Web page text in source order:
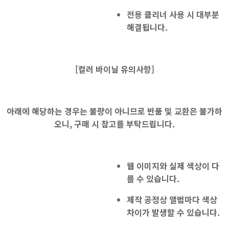
전용 클리너 사용 시 대부분
해결됩니다.
[컬러 바이닐 유의사항]
아래에 해당하는 경우는 불량이 아니므로 반품 및 교환은 불가하
오니, 구매 시 참고를 부탁드립니다.
웹 이미지와 실제 색상이 다
를 수 있습니다.
제작 공정상 앨범마다 색상
차이가 발생할 수 있습니다.